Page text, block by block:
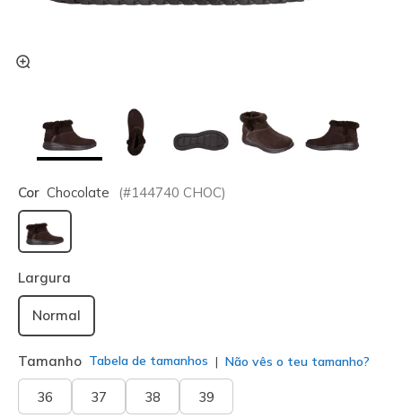
Cor Chocolate (#144740 CHOC)
selecionado
Largura
Normal
Tamanho Tabela de tamanhos Não vês o teu tamanho?
36 37 38 39